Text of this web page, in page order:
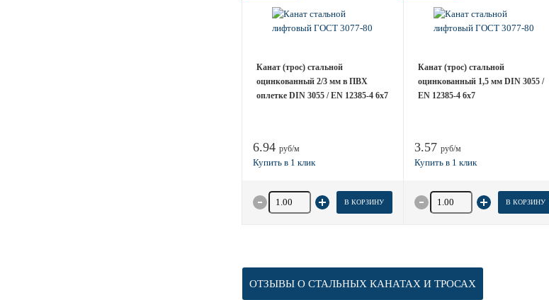
Канат (трос) стальной
оцинкованный 2/3 мм в ПВХ
оплетке DIN 3055 / EN 12385-4 6x7
6.94 руб/м
Количество товара В КОРЗИНУ
Канат (трос) стальной
оцинкованный 1,5 мм DIN 3055 /
EN 12385-4 6x7
3.57 руб/м
Количество товара В КОРЗИНУ
ОТЗЫВЫ О СТАЛЬНЫХ КАНАТАХ И ТРОСАХ